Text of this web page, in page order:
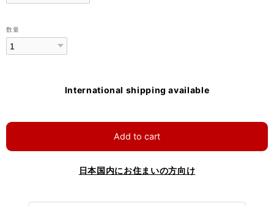
数量
International shipping available
Add to cart
日本国内にお住まいの方向け